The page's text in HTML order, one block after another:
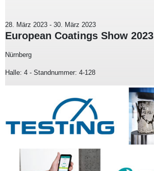
28. März 2023 - 30. März 2023
European Coatings Show 2023
Nürnberg
Halle: 4 - Standnummer: 4-128